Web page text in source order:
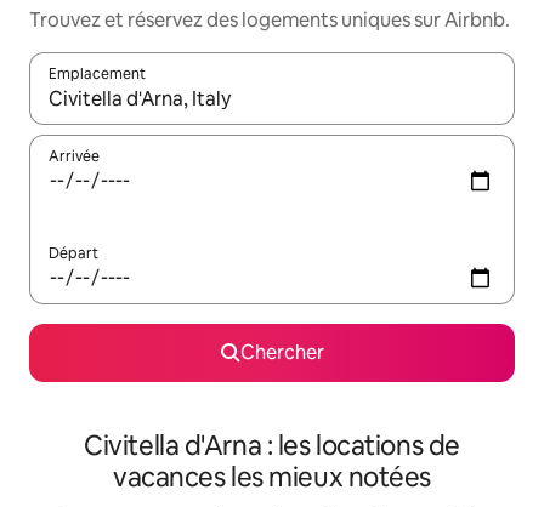
Trouvez et réservez des logements uniques sur Airbnb.
Emplacement
Quand les résultats sont affichés, parcourez-les en utilisant
Arrivée
Départ
Chercher
Civitella d'Arna : les locations de
vacances les mieux notées